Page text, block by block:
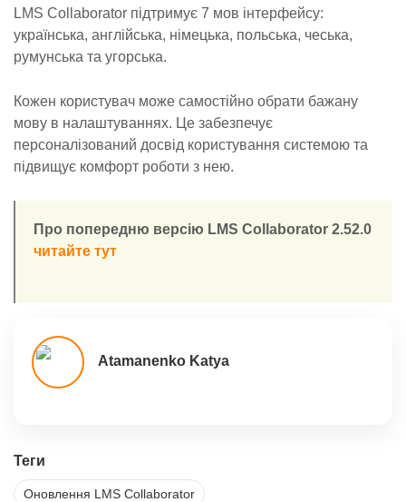
LMS Collaborator підтримує 7 мов інтерфейсу:
українська, англійська, німецька, польська, чеська,
румунська та угорська.
Кожен користувач може самостійно обрати бажану
мову в налаштуваннях. Це забезпечує
персоналізований досвід користування системою та
підвищує комфорт роботи з нею.
Про попередню версію LMS Collaborator 2.52.0
читайте тут
Atamanenko Katya
Теги
Оновлення LMS Collaborator